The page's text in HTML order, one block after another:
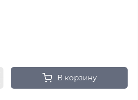
В корзину